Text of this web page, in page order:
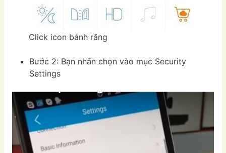
Click icon bánh răng
Bước 2: Bạn nhấn chọn vào mục Security
Settings